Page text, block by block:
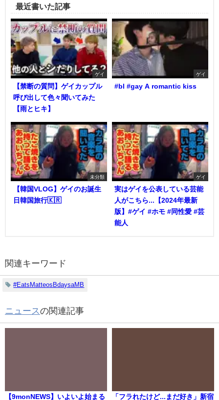
最近書いた記事
ゲイ
【禁断の質問】ゲイカップル
呼び出して色々聞いてみた
【雨とヒキ】
ゲイ
#bl #gay A romantic kiss
未分類
【韓国VLOG】ゲイのお誕生
日韓国旅行🇰🇷
ゲイ
実はゲイを公表している芸能
人がこちら...【2024年最新
版】#ゲイ #ホモ #同性愛 #芸
能人
関連キーワード
#EatsMatteosBdaysaMB
ニュースの関連記事
【9monNEWS】いよいよ始まる 「フラれたけど...まだ好き」新宿